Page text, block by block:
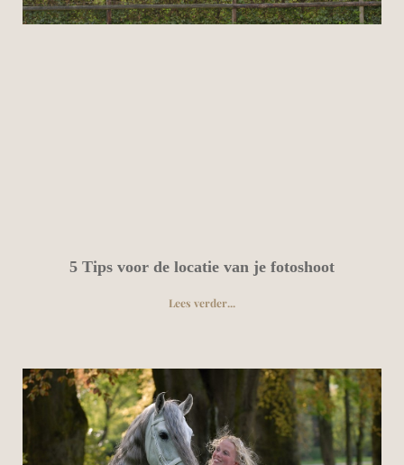
5 Tips voor de locatie van je fotoshoot
Lees verder...